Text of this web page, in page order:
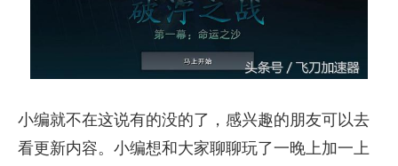
小编就不在这说有的没的了，感兴趣的朋友可以去
看更新内容。小编想和大家聊聊玩了一晚上加一上